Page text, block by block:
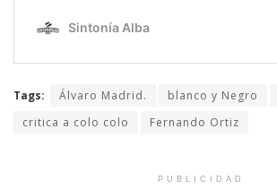
Tags: Álvaro Madrid. blanco y Negro
critica a colo colo
Fernando Ortiz
PUBLICIDAD